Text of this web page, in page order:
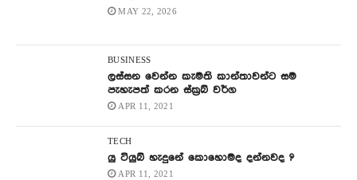
MAY 22, 2026
BUSINESS
ලස්සන වෙන්න කැමති කාන්තාවන්ට සම
පැහැපත් කරන ස්ක්‍රබ් වර්ග
APR 11, 2021
TECH
යු ටියුබ් හැදුනේ කොහොමද දන්නවද ?
APR 11, 2021